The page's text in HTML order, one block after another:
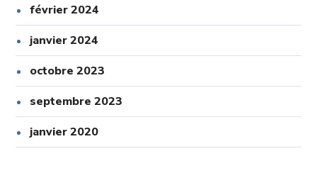
février 2024
janvier 2024
octobre 2023
septembre 2023
janvier 2020